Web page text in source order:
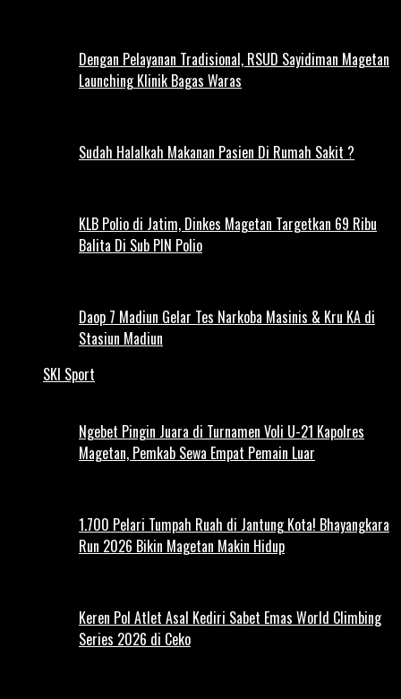
Dengan Pelayanan Tradisional, RSUD Sayidiman Magetan
Launching Klinik Bagas Waras
Sudah Halalkah Makanan Pasien Di Rumah Sakit ?
KLB Polio di Jatim, Dinkes Magetan Targetkan 69 Ribu
Balita Di Sub PIN Polio
Daop 7 Madiun Gelar Tes Narkoba Masinis & Kru KA di
Stasiun Madiun
SKI Sport
Ngebet Pingin Juara di Turnamen Voli U-21 Kapolres
Magetan, Pemkab Sewa Empat Pemain Luar
1.700 Pelari Tumpah Ruah di Jantung Kota! Bhayangkara
Run 2026 Bikin Magetan Makin Hidup
Keren Pol Atlet Asal Kediri Sabet Emas World Climbing
Series 2026 di Ceko